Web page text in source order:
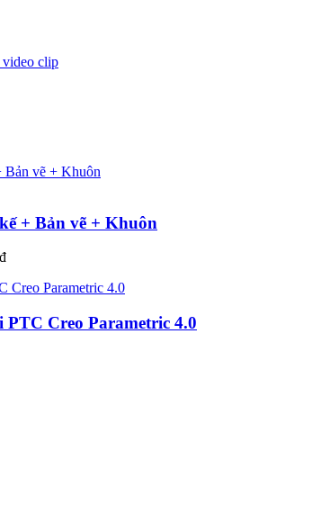
video clip
+ Bản vẽ + Khuôn
Creo Parametric 4.0